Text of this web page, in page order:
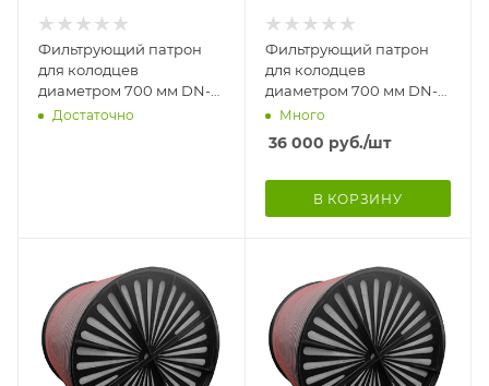
Фильтрующий патрон
для колодцев
диаметром 700 мм DN-
580 мм, Н-1800 мм. НА
Достаточно
Фильтрующий патрон
для колодцев
диаметром 700 мм DN-
580 мм, Н-1200 мм. НА
Много
36 000 руб./шт
В КОРЗИНУ